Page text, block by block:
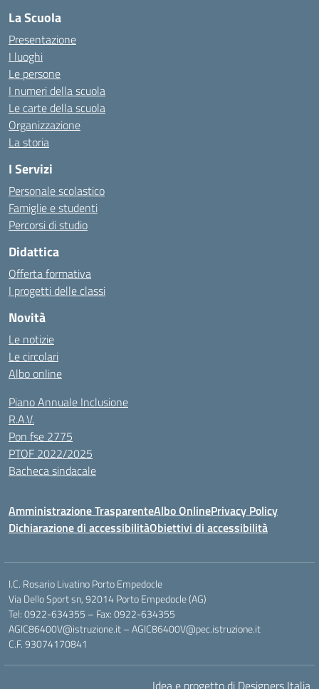
La Scuola
Presentazione
I luoghi
Le persone
I numeri della scuola
Le carte della scuola
Organizzazione
La storia
I Servizi
Personale scolastico
Famiglie e studenti
Percorsi di studio
Didattica
Offerta formativa
I progetti delle classi
Novità
Le notizie
Le circolari
Albo online
Piano Annuale Inclusione
R.A.V.
Pon fse 2775
PTOF 2022/2025
Bacheca sindacale
Amministrazione TrasparenteAlbo OnlinePrivacy Policy
Dichiarazione di accessibilitàObiettivi di accessibilità
I.C. Rosario Livatino Porto Empedocle
Via Dello Sport sn, 92014 Porto Empedocle (AG)
Tel: 0922-634355 – Fax: 0922-634355
AGIC86400V@istruzione.it–AGIC86400V@pec.istruzione.it
C.F. 93074170841
Idea e progetto di Designers Italia